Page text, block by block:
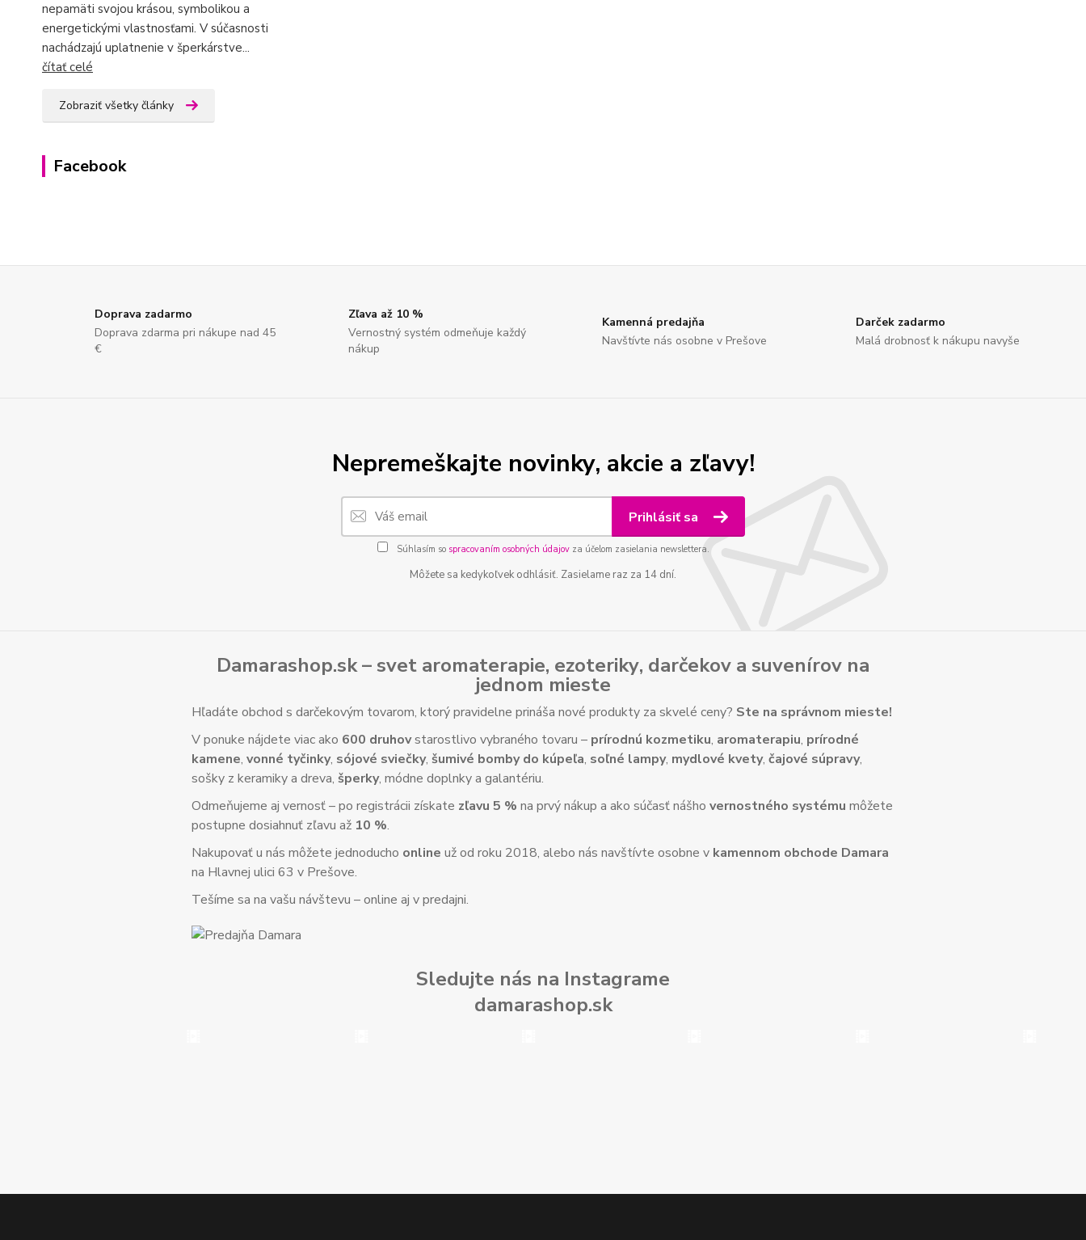
nepamäti svojou krásou, symbolikou a
energetickými vlastnosťami. V súčasnosti
nachádzajú uplatnenie v šperkárstve...
čítať celé
Zobraziť všetky články
Facebook
Doprava zadarmo
Doprava zdarma pri nákupe nad 45
€
Zľava až 10 %
Vernostný systém odmeňuje každý
nákup
Kamenná predajňa
Navštívte nás osobne v Prešove
Darček zadarmo
Malá drobnosť k nákupu navyše
Nepremeškajte novinky, akcie a zľavy!
Prihlásiť sa
Súhlasím so spracovaním osobných údajovza účelom zasielania newslettera.
Môžete sa kedykoľvek odhlásiť. Zasielame raz za 14 dní.
Damarashop.sk – svet aromaterapie, ezoteriky, darčekov a suvenírov na
jednom mieste
Hľadáte obchod s darčekovým tovarom, ktorý pravidelne prináša nové produkty za skvelé ceny? Ste na správnom mieste!
V ponuke nájdete viac ako 600 druhovstarostlivo vybraného tovaru – prírodnú kozmetiku, aromaterapiu, prírodné
kamene, vonné tyčinky, sójové sviečky, šumivé bomby do kúpeľa, soľné lampy, mydlové kvety, čajové súpravy,
sošky z keramiky a dreva, šperky, módne doplnky a galantériu.
Odmeňujeme aj vernosť – po registrácii získate zľavu 5 % na prvý nákup a ako súčasť nášho vernostného systému môžete
postupne dosiahnuť zľavu až 10 %.
Nakupovať u nás môžete jednoducho online už od roku 2018, alebo nás navštívte osobne v kamennom obchode Damara
na Hlavnej ulici 63 v Prešove.
Tešíme sa na vašu návštevu – online aj v predajni.
Sledujte nás na Instagrame
damarashop.sk